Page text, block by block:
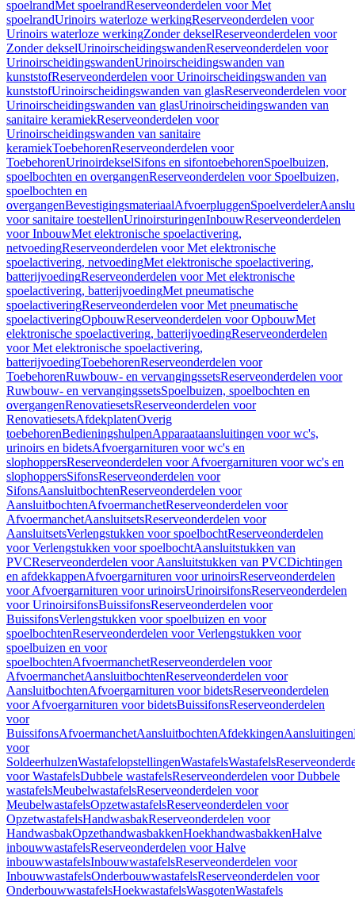
spoelrandMet spoelrandReserveonderdelen voor Met
spoelrandUrinoirs waterloze werkingReserveonderdelen voor
Urinoirs waterloze werkingZonder dekselReserveonderdelen voor
Zonder dekselUrinoirscheidingswandenReserveonderdelen voor
UrinoirscheidingswandenUrinoirscheidingswanden van
kunststofReserveonderdelen voor Urinoirscheidingswanden van
kunststofUrinoirscheidingswanden van glasReserveonderdelen voor
Urinoirscheidingswanden van glasUrinoirscheidingswanden van
sanitaire keramiekReserveonderdelen voor
Urinoirscheidingswanden van sanitaire
keramiekToebehorenReserveonderdelen voor
ToebehorenUrinoirdekselSifons en sifontoebehorenSpoelbuizen,
spoelbochten en overgangenReserveonderdelen voor Spoelbuizen,
spoelbochten en
overgangenBevestigingsmateriaalAfvoerpluggenSpoelverdeler
voor sanitaire toestellenUrinoirsturingenInbouwReserveonderdelen
voor InbouwMet elektronische spoelactivering,
netvoedingReserveonderdelen voor Met elektronische
spoelactivering, netvoedingMet elektronische spoelactivering,
batterijvoedingReserveonderdelen voor Met elektronische
spoelactivering, batterijvoedingMet pneumatische
spoelactiveringReserveonderdelen voor Met pneumatische
spoelactiveringOpbouwReserveonderdelen voor OpbouwMet
elektronische spoelactivering, batterijvoedingReserveonderdelen
voor Met elektronische spoelactivering,
batterijvoedingToebehorenReserveonderdelen voor
ToebehorenRuwbouw- en vervangingssetsReserveonderdelen voor
Ruwbouw- en vervangingssetsSpoelbuizen, spoelbochten en
overgangenRenovatiesetsReserveonderdelen voor
RenovatiesetsAfdekplatenOverig
toebehorenBedieningshulpenApparaataansluitingen voor wc's,
urinoirs en bidetsAfvoergarnituren voor wc's en
slophoppersReserveonderdelen voor Afvoergarnituren voor wc's en
slophoppersSifonsReserveonderdelen voor
SifonsAansluitbochtenReserveonderdelen voor
AansluitbochtenAfvoermanchetReserveonderdelen voor
AfvoermanchetAansluitsetsReserveonderdelen voor
AansluitsetsVerlengstukken voor spoelbochtReserveonderdelen
voor Verlengstukken voor spoelbochtAansluitstukken van
PVCReserveonderdelen voor Aansluitstukken van PVCDichtingen
en afdekkappenAfvoergarnituren voor urinoirsReserveonderdelen
voor Afvoergarnituren voor urinoirsUrinoirsifonsReserveonderdelen
voor UrinoirsifonsBuissifonsReserveonderdelen voor
BuissifonsVerlengstukken voor spoelbuizen en voor
spoelbochtenReserveonderdelen voor Verlengstukken voor
spoelbuizen en voor
spoelbochtenAfvoermanchetReserveonderdelen voor
AfvoermanchetAansluitbochtenReserveonderdelen voor
AansluitbochtenAfvoergarnituren voor bidetsReserveonderdelen
voor Afvoergarnituren voor bidetsBuissifonsReserveonderdelen
voor
BuissifonsAfvoermanchetAansluitbochtenAfdekkingenAansluitingen
voor
SoldeerhulzenWastafelopstellingenWastafelsWastafels
voor WastafelsDubbele wastafelsReserveonderdelen voor Dubbele
wastafelsMeubelwastafelsReserveonderdelen voor
MeubelwastafelsOpzetwastafelsReserveonderdelen voor
OpzetwastafelsHandwasbakReserveonderdelen voor
HandwasbakOpzethandwasbakkenHoekhandwasbakkenHalve
inbouwwastafelsReserveonderdelen voor Halve
inbouwwastafelsInbouwwastafelsReserveonderdelen voor
InbouwwastafelsOnderbouwwastafelsReserveonderdelen voor
OnderbouwwastafelsHoekwastafelsWasgotenWastafels